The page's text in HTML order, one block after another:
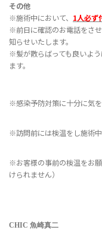
その他
※施術中において、 1人必ず
※前日に確認のお電話をさ
知らせいたします。
※髪が散らばっても良いよ
ます。
※感染予防対策に十分に気
※訪問前には検温をし施術
※お客様の事前の検温をお
けられません）
CHIC 魚崎真二